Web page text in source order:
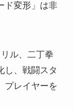
ド変形」は非
ル、二丁拳
し、戦闘スタ
プレイヤーを